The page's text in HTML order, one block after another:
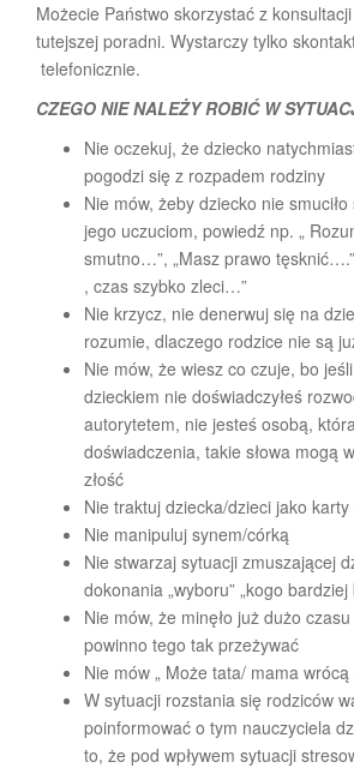
Możecie Państwo skorzystać z
tutejszej poradni. Wystarczy tylko
telefonicznie.
CZEGO NIE NALEŻY ROBIĆ W
Nie oczekuj, że dziecko
pogodzi się z rozpadem rodziny
Nie mów, żeby dziecko nie
jego uczuciom, powiedź np. „
smutno…”, „Masz prawo
, czas szybko zleci…”
Nie krzycz, nie denerwuj się na
rozumie, dlaczego rodzice nie są
Nie mów, że wiesz co czuje, bo
dzieckiem nie doświadczyłeś
autorytetem, nie jesteś osobą,
doświadczenia, takie słowa mogą
złość
Nie traktuj dziecka/dzieci jako
Nie manipuluj synem/córką
Nie stwarzaj sytuacji zmuszającej
dokonania „wyboru” „kogo bardziej
Nie mów, że minęło już dużo
powinno tego tak przeżywać
Nie mów „ Może tata/ mama wrócą
W sytuacji rozstania się rodziców
poinformować o tym nauczyciela
to, że pod wpływem sytuacji